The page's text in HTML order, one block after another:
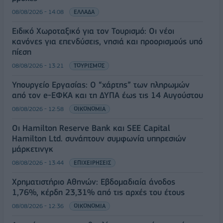
08/08/2026 - 14:08 ΕΛΛΑΔΑ
Ειδικό Χωροταξικό για τον Τουρισμό: Οι νέοι
κανόνες για επενδύσεις, νησιά και προορισμούς υπό
πίεση
08/08/2026 - 13:21 ΤΟΥΡΙΣΜΟΣ
Υπουργείο Εργασίας: Ο “χάρτης” των πληρωμών
από τον e-ΕΦΚΑ και τη ΔΥΠΑ έως τις 14 Αυγούστου
08/08/2026 - 12:58 ΟΙΚΟΝΟΜΙΑ
Οι Hamilton Reserve Bank και SEE Capital
Hamilton Ltd. συνάπτουν συμφωνία υπηρεσιών
μάρκετινγκ
08/08/2026 - 13:44 ΕΠΙΧΕΙΡΗΣΕΙΣ
Χρηματιστήριο Αθηνών: Εβδομαδιαία άνοδος
1,76%, κέρδη 23,31% από τις αρχές του έτους
08/08/2026 - 12:36 ΟΙΚΟΝΟΜΙΑ